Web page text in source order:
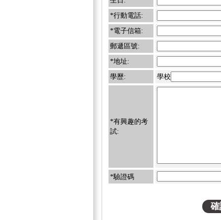
*行動電話:
*電子信箱:
郵遞區號:
*地址:
學歷:
學校
*有興趣的考
試:
*驗證碼